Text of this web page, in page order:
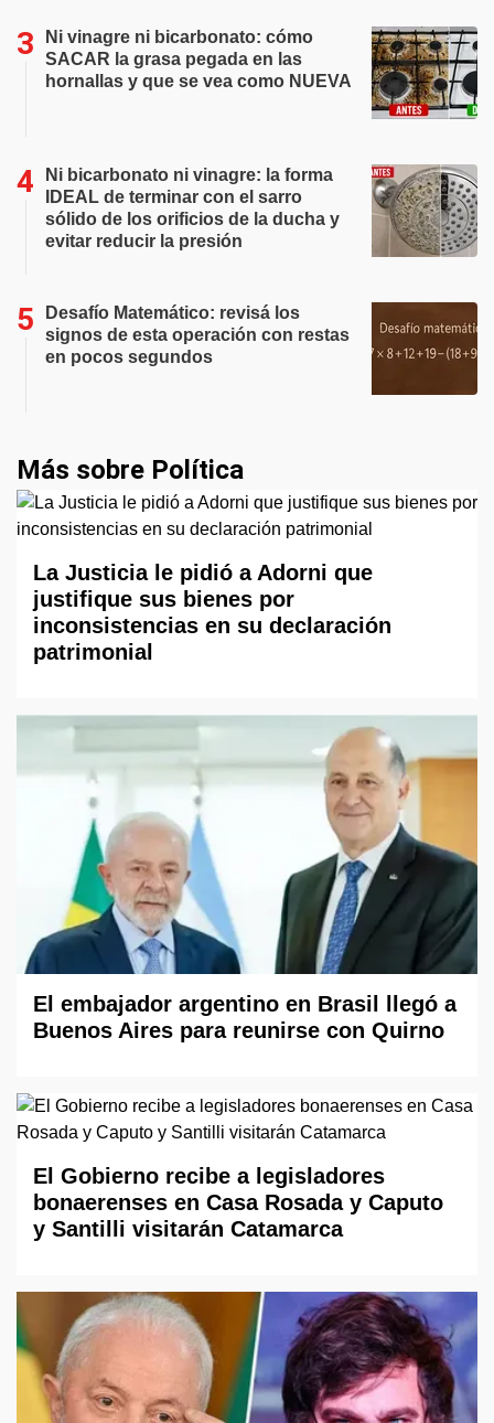
Ni vinagre ni bicarbonato: cómo
SACAR la grasa pegada en las
hornallas y que se vea como NUEVA
Ni bicarbonato ni vinagre: la forma
IDEAL de terminar con el sarro
sólido de los orificios de la ducha y
evitar reducir la presión
Desafío Matemático: revisá los
signos de esta operación con restas
en pocos segundos
Más sobre Política
La Justicia le pidió a Adorni que
justifique sus bienes por
inconsistencias en su declaración
patrimonial
El embajador argentino en Brasil llegó a
Buenos Aires para reunirse con Quirno
El Gobierno recibe a legisladores
bonaerenses en Casa Rosada y Caputo
y Santilli visitarán Catamarca